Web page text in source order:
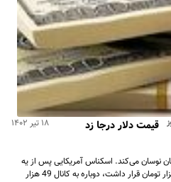
۱۸ تیر ۱۴۰۲
قیمت دلار درجا زد
هم در کانال 49 هزار تومان نوسان می‌کند. اسکناس آمریکایی پس از یه
مقطع کوتاه که بالای سطح مقاومتی 50 هزار تومان قرار داشت، دوباره به کانال 49 هزار